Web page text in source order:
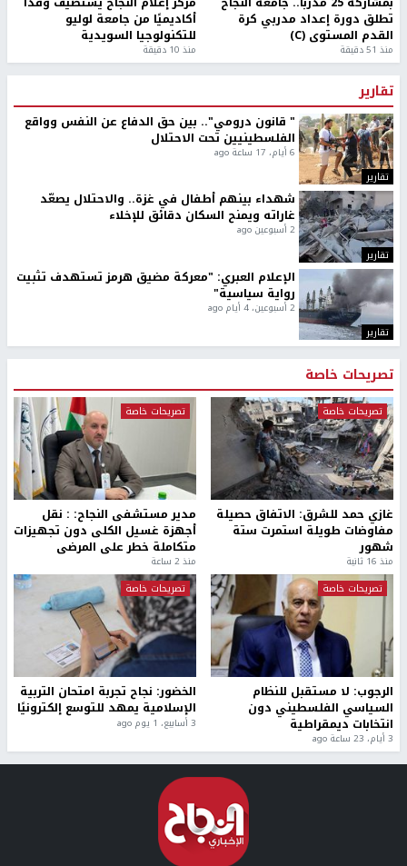
تطلق دورة إعداد مدربي كرة
القدم المستوى (C)
منذ 51 دقيقة
أكاديميًا من جامعة لوليو
للتكنولوجيا السويدية
منذ 10 دقيقة
تقارير
تقارير
" قانون درومي".. بين حق الدفاع عن النفس وواقع
الفلسطينيين تحت الاحتلال
6 أيام، 17 ساعة ago
تقارير
شهداء بينهم أطفال في غزة.. والاحتلال يصعّد
غاراته ويمنح السكان دقائق للإخلاء
2 أسبوعين ago
تقارير
الإعلام العبري: "معركة مضيق هرمز تستهدف تثبيت
رواية سياسية"
2 أسبوعين، 4 أيام ago
تصريحات خاصة
تصريحات خاصة
غازي حمد للشرق: الاتفاق حصيلة
مفاوضات طويلة استمرت ستة
شهور
منذ 16 ثانية
تصريحات خاصة
مدير مستشفى النجاح: : نقل
أجهزة غسيل الكلى دون تجهيزات
متكاملة خطر على المرضى
منذ 2 ساعة
تصريحات خاصة
الرجوب: لا مستقبل للنظام
السياسي الفلسطيني دون
انتخابات ديمقراطية
3 أيام، 23 ساعة ago
تصريحات خاصة
الخضور: نجاح تجربة امتحان التربية
الإسلامية يمهد للتوسع إلكترونيًا
3 أسابيع، 1 يوم ago